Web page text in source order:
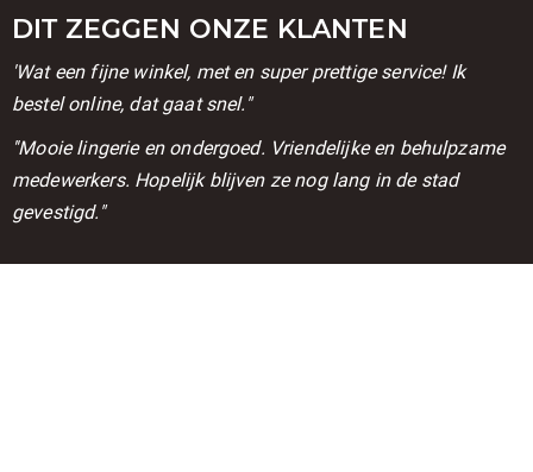
DIT ZEGGEN ONZE KLANTEN
'Wat een fijne winkel, met en super prettige service! Ik
bestel online, dat gaat snel."
''Mooie lingerie en ondergoed. Vriendelijke en behulpzame
medewerkers. Hopelijk blijven ze nog lang in de stad
gevestigd."